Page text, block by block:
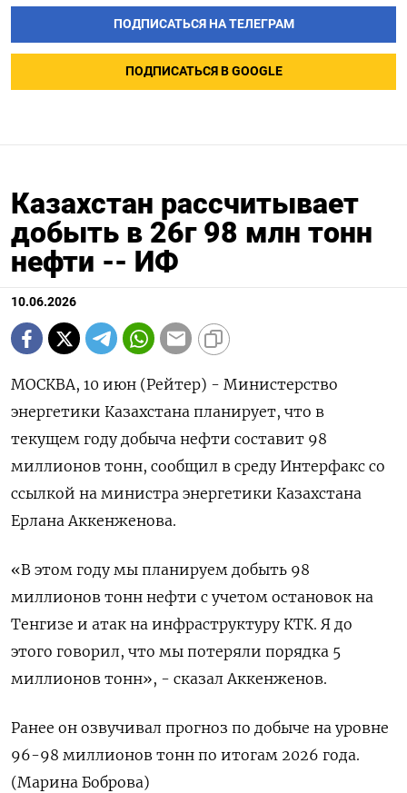
ПОДПИСАТЬСЯ НА ТЕЛЕГРАМ
ПОДПИСАТЬСЯ В GOOGLE
Казахстан рассчитывает
добыть в 26г 98 млн тонн
нефти -- ИФ
10.06.2026
МОСКВА, 10 июн (Рейтер) - Министерство
энергетики Казахстана планирует, что ‌в
текущем году добыча нефти ​составит 98 ​
миллионов тонн, ​сообщил в ⁠среду ‌Интерфакс со
‌ссылкой на министра энергетики Казахстана ​
Ерлана Аккенженова.
«В ‌этом году мы ​планируем добыть 98
‌миллионов тонн нефти с учетом остановок ​на ​
Тенгизе ‌и атак на ​инфраструктуру КТК. Я до
этого говорил, что мы потеряли порядка 5
миллионов тонн», - сказал ​Аккенженов.
Ранее ⁠он озвучивал прогноз по ‌добыче на ‌уровне
96-98 миллионов тонн по ​итогам 2026 ‌года.
(Марина Боброва)